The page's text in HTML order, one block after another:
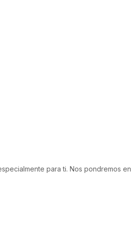
para ti. Nos pondremos en